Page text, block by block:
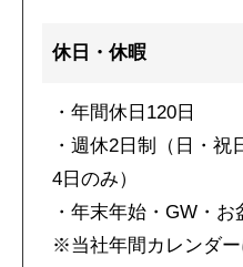
休日・休暇
・年間休日120日
・週休2日制（日・祝
4日のみ）
・年末年始・GW・お
※当社年間カレンダー